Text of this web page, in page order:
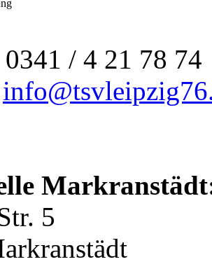
0341 / 4 21 78 74
5